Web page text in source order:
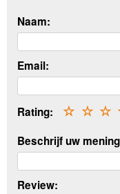
Naam:
Email:
Rating: ☆
☆
☆
Beschrijf uw
Review: